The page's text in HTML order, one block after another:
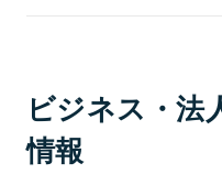
ビジネス・法
情報